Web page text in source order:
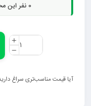
0 نفر این
آیا قیمت مناسب‌تری سراغ